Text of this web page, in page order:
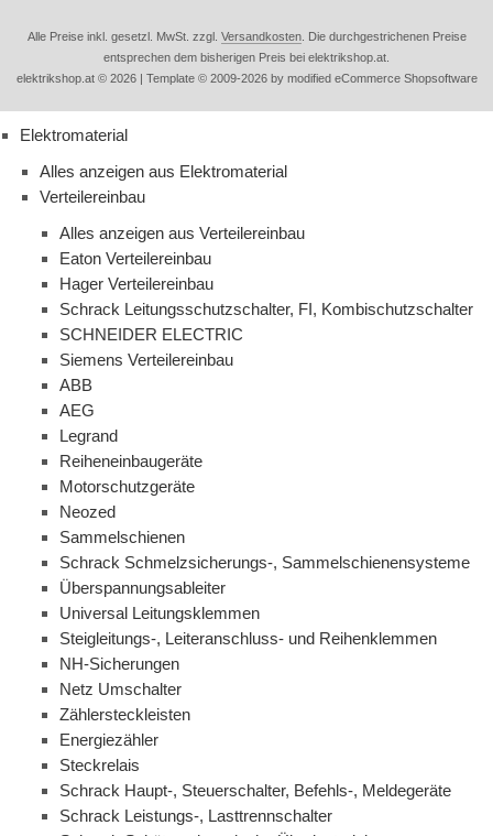
Alle Preise inkl. gesetzl. MwSt. zzgl. Versandkosten. Die durchgestrichenen Preise
entsprechen dem bisherigen Preis bei elektrikshop.at.
elektrikshop.at © 2026 | Template © 2009-2026 by modified eCommerce Shopsoftware
Elektromaterial
Alles anzeigen aus Elektromaterial
Verteilereinbau
Alles anzeigen aus Verteilereinbau
Eaton Verteilereinbau
Hager Verteilereinbau
Schrack Leitungsschutzschalter, FI, Kombischutzschalter
SCHNEIDER ELECTRIC
Siemens Verteilereinbau
ABB
AEG
Legrand
Reiheneinbaugeräte
Motorschutzgeräte
Neozed
Sammelschienen
Schrack Schmelzsicherungs-, Sammelschienensysteme
Überspannungsableiter
Universal Leitungsklemmen
Steigleitungs-, Leiteranschluss- und Reihenklemmen
NH-Sicherungen
Netz Umschalter
Zählersteckleisten
Energiezähler
Steckrelais
Schrack Haupt-, Steuerschalter, Befehls-, Meldegeräte
Schrack Leistungs-, Lasttrennschalter